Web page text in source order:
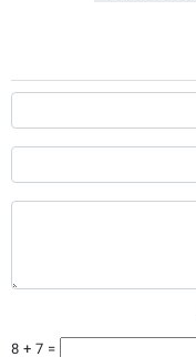
8 + 7 =